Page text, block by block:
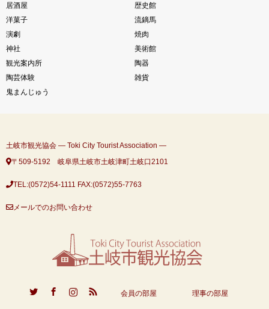
居酒屋
歴史館
洋菓子
流鏑馬
演劇
焼肉
神社
美術館
観光案内所
陶器
陶芸体験
雑貨
鬼まんじゅう
土岐市観光協会 ― Toki City Tourist Association ―
〒509-5192 岐阜県土岐市土岐津町土岐口2101
TEL:(0572)54-1111 FAX:(0572)55-7763
メールでのお問い合わせ
RSS 会員の部屋 理事の部屋